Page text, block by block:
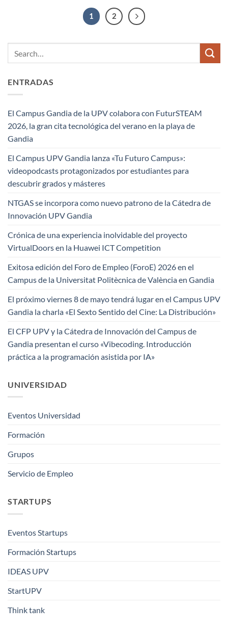
1 2
ENTRADAS
El Campus Gandia de la UPV colabora con FuturSTEAM
2026, la gran cita tecnológica del verano en la playa de
Gandia
El Campus UPV Gandia lanza «Tu Futuro Campus»:
videopodcasts protagonizados por estudiantes para
descubrir grados y másteres
NTGAS se incorpora como nuevo patrono de la Cátedra de
Innovación UPV Gandia
Crónica de una experiencia inolvidable del proyecto
VirtualDoors en la Huawei ICT Competition
Exitosa edición del Foro de Empleo (ForoE) 2026 en el
Campus de la Universitat Politècnica de València en Gandia
El próximo viernes 8 de mayo tendrá lugar en el Campus UPV
Gandia la charla «El Sexto Sentido del Cine: La Distribución»
El CFP UPV y la Cátedra de Innovación del Campus de
Gandia presentan el curso «Vibecoding. Introducción
práctica a la programación asistida por IA»
UNIVERSIDAD
Eventos Universidad
Formación
Grupos
Servicio de Empleo
STARTUPS
Eventos Startups
Formación Startups
IDEAS UPV
StartUPV
Think tank